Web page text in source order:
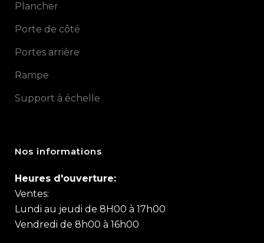
Plancher
Porte de côté
Portes arrière
Rampe
Support à échelle
Nos informations
Heures d'ouverture:
Ventes:
Lundi au jeudi de 8H00 à 17h00
Vendredi de 8h00 à 16h00